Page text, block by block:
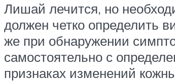
Лишай лечится, но
должен четко определить
же при обнаружении
самостоятельно с
признаках изменений